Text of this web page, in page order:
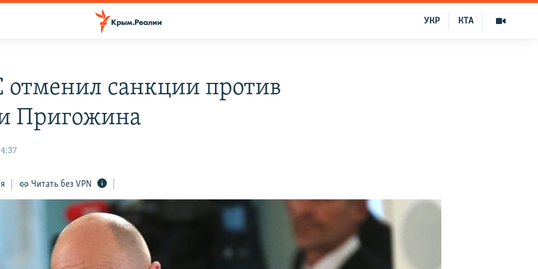
КТА
УКР
отменил санкции против
Пригожина
Читать без VPN